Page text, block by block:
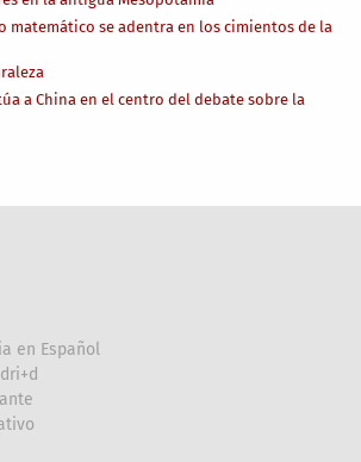
matemático se adentra en los cimientos de la
a China en el centro del debate sobre la
en Español